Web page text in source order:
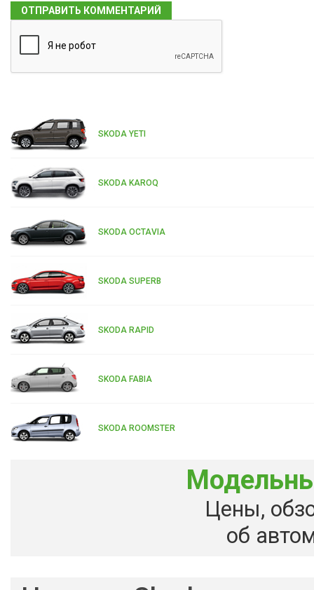
SKODA YETI
SKODA KAROQ
SKODA OCTAVIA
SKODA SUPERB
SKODA RAPID
SKODA FABIA
SKODA ROOMSTER
Цены,
об